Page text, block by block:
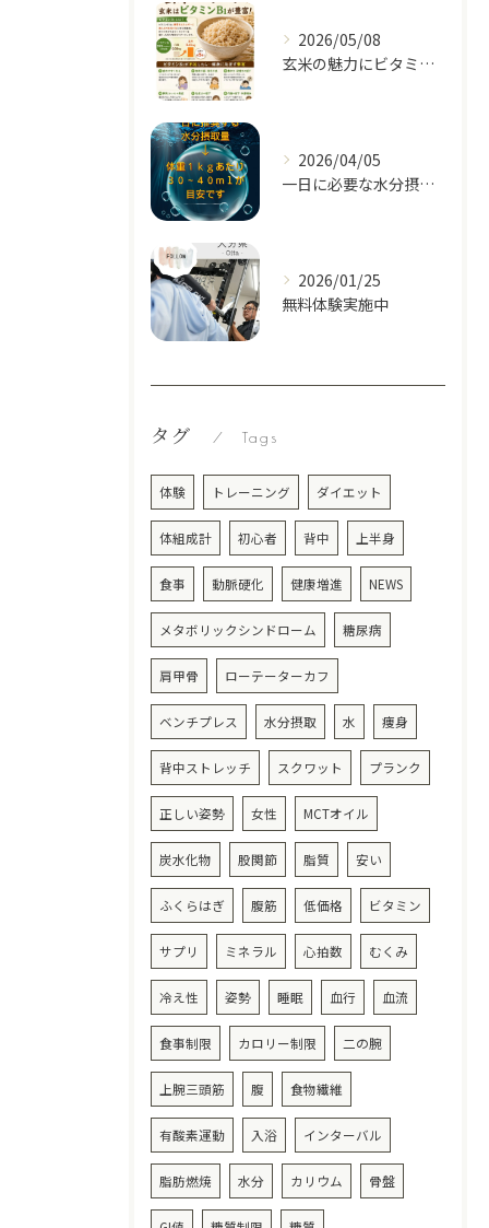
2026/05/08
玄米の魅力にビタミンB1があります
2026/04/05
一日に必要な水分摂取量の目安
2026/01/25
無料体験実施中
タグ Tags
体験 トレーニング ダイエット
体組成計 初心者 背中 上半身
食事 動脈硬化 健康増進 NEWS
メタボリックシンドローム 糖尿病
肩甲骨 ローテーターカフ
ベンチプレス 水分摂取 水 痩身
背中ストレッチ スクワット プランク
正しい姿勢 女性 MCTオイル
炭水化物 股関節 脂質 安い
ふくらはぎ 腹筋 低価格 ビタミン
サプリ ミネラル 心拍数 むくみ
冷え性 姿勢 睡眠 血行 血流
食事制限 カロリー制限 二の腕
上腕三頭筋 腹 食物繊維
有酸素運動 入浴 インターバル
脂肪燃焼 水分 カリウム 骨盤